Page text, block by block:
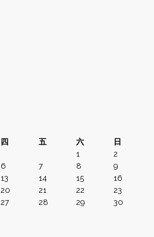
四 五 六
日
1
2
6 7 8
9
13 14 15
16
20 21 22
23
27 28 29
30